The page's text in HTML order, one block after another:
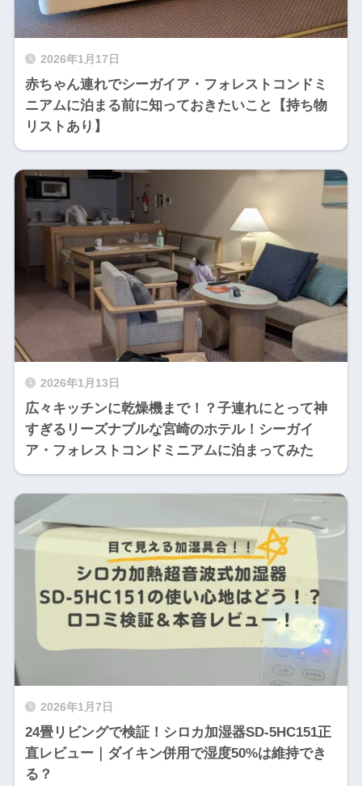
2026年1月17日
赤ちゃん連れでシーガイア・フォレストコンドミ
ニアムに泊まる前に知っておきたいこと【持ち物
リストあり】
2026年1月13日
広々キッチンに乾燥機まで！？子連れにとって神
すぎるリーズナブルな宮崎のホテル！シーガイ
ア・フォレストコンドミニアムに泊まってみた
2026年1月7日
24畳リビングで検証！シロカ加湿器SD-5HC151正
直レビュー｜ダイキン併用で湿度50%は維持でき
る？